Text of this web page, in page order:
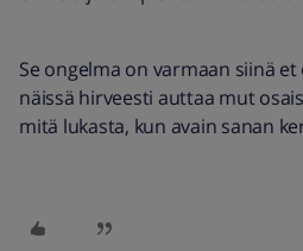
Se ongelma on varmaan siinä
näissä hirveesti auttaa mut
mitä lukasta, kun avain sanan